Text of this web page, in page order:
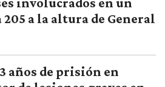
a la altura de General
años de prisión en